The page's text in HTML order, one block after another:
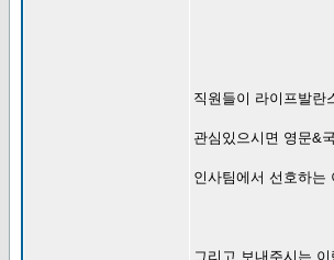
직원들이 라이프발란
관심있으시면 영문&
인사팀에서 선호하는
그리고 보내주시는